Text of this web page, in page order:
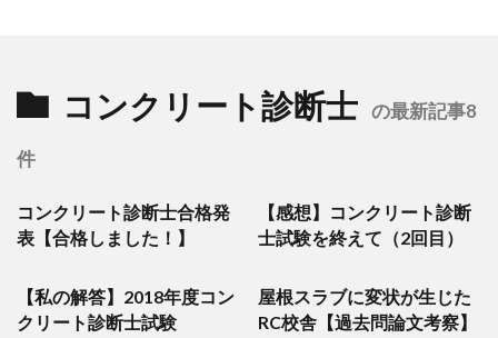
コンクリート診断士 の最新記事8
件
コンクリート診断士合格発
表【合格しました！】
【感想】コンクリート診断
士試験を終えて（2回目）
【私の解答】2018年度コン
クリート診断士試験
屋根スラブに変状が生じた
RC校舎【過去問論文考察】